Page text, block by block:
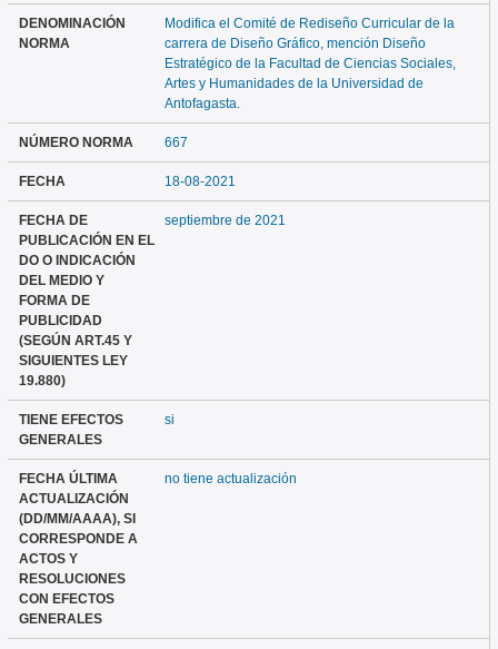
DENOMINACIÓN
NORMA
Modifica el Comité de Rediseño Curricular de la
carrera de Diseño Gráfico, mención Diseño
Estratégico de la Facultad de Ciencias Sociales,
Artes y Humanidades de la Universidad de
Antofagasta.
NÚMERO NORMA 667
FECHA 18-08-2021
FECHA DE
PUBLICACIÓN EN EL
DO O INDICACIÓN
DEL MEDIO Y
FORMA DE
PUBLICIDAD
(SEGÚN ART.45 Y
SIGUIENTES LEY
19.880)
septiembre de 2021
TIENE EFECTOS
GENERALES
si
FECHA ÚLTIMA
ACTUALIZACIÓN
(DD/MM/AAAA), SI
CORRESPONDE A
ACTOS Y
RESOLUCIONES
CON EFECTOS
GENERALES
no tiene actualización